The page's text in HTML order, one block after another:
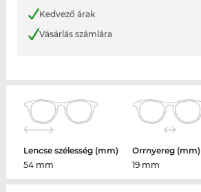
Kedvező árak
Vásárlás számlára
Lencse szélesség (mm)
54 mm
Orrnyereg (mm)
19 mm